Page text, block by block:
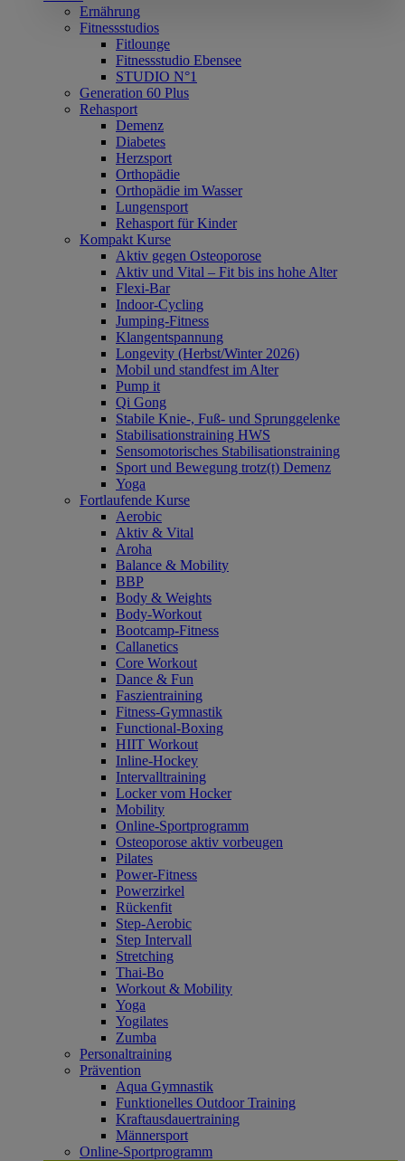
Ernährung
Fitnessstudios
Fitlounge
Fitnessstudio Ebensee
STUDIO N°1
Generation 60 Plus
Rehasport
Demenz
Diabetes
Herzsport
Orthopädie
Orthopädie im Wasser
Lungensport
Rehasport für Kinder
Kompakt Kurse
Aktiv gegen Osteoporose
Aktiv und Vital – Fit bis ins hohe Alter
Flexi-Bar
Indoor-Cycling
Jumping-Fitness
Klangentspannung
Longevity (Herbst/Winter 2026)
Mobil und standfest im Alter
Pump it
Qi Gong
Stabile Knie-, Fuß- und Sprunggelenke
Stabilisationstraining HWS
Sensomotorisches Stabilisationstraining
Sport und Bewegung trotz(t) Demenz
Yoga
Fortlaufende Kurse
Aerobic
Aktiv & Vital
Aroha
Balance & Mobility
BBP
Body & Weights
Body-Workout
Bootcamp-Fitness
Callanetics
Core Workout
Dance & Fun
Faszientraining
Fitness-Gymnastik
Functional-Boxing
HIIT Workout
Inline-Hockey
Intervalltraining
Locker vom Hocker
Mobility
Online-Sportprogramm
Osteoporose aktiv vorbeugen
Pilates
Power-Fitness
Powerzirkel
Rückenfit
Step-Aerobic
Step Intervall
Stretching
Thai-Bo
Workout & Mobility
Yoga
Yogilates
Zumba
Personaltraining
Prävention
Aqua Gymnastik
Funktionelles Outdoor Training
Kraftausdauertraining
Männersport
Online-Sportprogramm